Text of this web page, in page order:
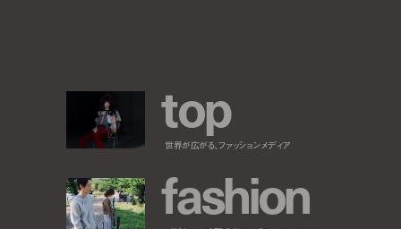
top
世界が広がる、ファッションメディア
fashion